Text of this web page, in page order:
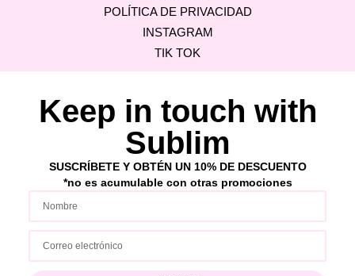
POLÍTICA DE PRIVACIDAD
INSTAGRAM
TIK TOK
Keep in touch with
Sublim
SUSCRÍBETE Y OBTÉN UN 10% DE DESCUENTO
*no es acumulable con otras promociones